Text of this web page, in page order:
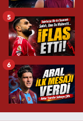
5
6